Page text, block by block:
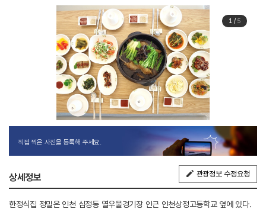
1/ 5
직접 찍은 사진을 등록해 주세요.
상세정보 관광정보 수정요청
한정식집 정밀은 인천 십정동 열우물경기장 인근 인천상정고등학교 옆에 있다.